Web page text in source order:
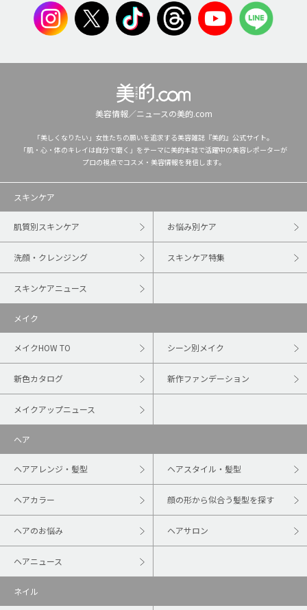
美容情報／ニュースの美的.com
「美しくなりたい」女性たちの願いを追求する美容雑誌『美的』公式サイト。
「肌・心・体のキレイは自分で磨く」をテーマに美的本誌で活躍中の美容レポーターが
プロの視点でコスメ・美容情報を発信します。
スキンケア
肌質別スキンケア お悩み別ケア
洗顔・クレンジング スキンケア特集
スキンケアニュース
メイク
メイクHOW TO シーン別メイク
新色カタログ 新作ファンデーション
メイクアップニュース
ヘア
ヘアアレンジ・髪型 ヘアスタイル・髪型
ヘアカラー 顔の形から似合う髪型を探す
ヘアのお悩み ヘアサロン
ヘアニュース
ネイル